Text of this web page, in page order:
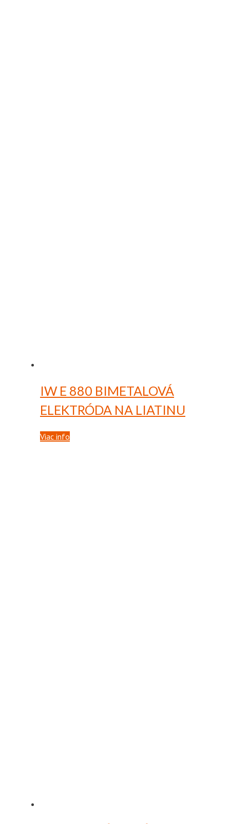
IW E 880 BIMETALOVÁ
ELEKTRÓDA NA LIATINU
Viac info